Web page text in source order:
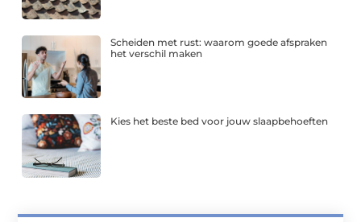
Scheiden met rust: waarom goede afspraken
het verschil maken
Kies het beste bed voor jouw slaapbehoeften